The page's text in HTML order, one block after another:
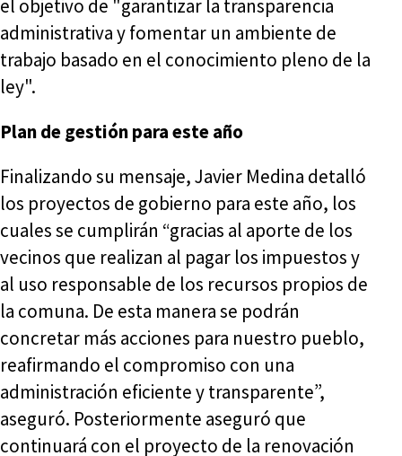
el objetivo de "garantizar la transparencia
administrativa y fomentar un ambiente de
trabajo basado en el conocimiento pleno de la
ley".
Plan de gestión para este año
Finalizando su mensaje, Javier Medina detalló
los proyectos de gobierno para este año, los
cuales se cumplirán “gracias al aporte de los
vecinos que realizan al pagar los impuestos y
al uso responsable de los recursos propios de
la comuna. De esta manera se podrán
concretar más acciones para nuestro pueblo,
reafirmando el compromiso con una
administración eficiente y transparente”,
aseguró. Posteriormente aseguró que
continuará con el proyecto de la renovación